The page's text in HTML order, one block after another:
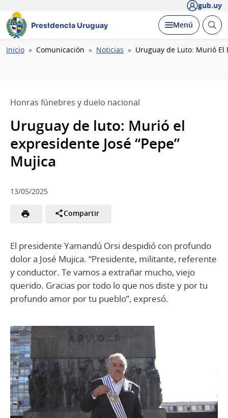
gub.uy
Presidencia Uruguay Desplegar
Menú Abrir
Ruta
Inicio Comunicación Noticias Uruguay de Luto: Murió El
Honras fúnebres y duelo nacional
Uruguay de luto: Murió el
expresidente José “Pepe”
Mujica
13/05/2025
Compartir
El presidente Yamandú Orsi despidió con profundo
dolor a José Mujica. “Presidente, militante, referente
y conductor. Te vamos a extrañar mucho, viejo
querido. Gracias por todo lo que nos diste y por tu
profundo amor por tu pueblo”, expresó.